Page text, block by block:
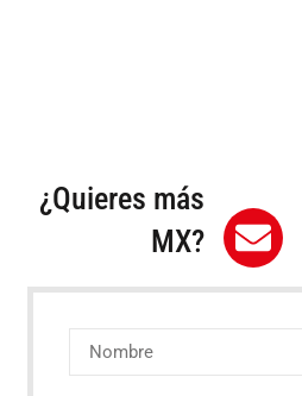
¿Quieres más
MX?